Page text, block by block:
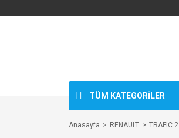
TÜM KATEGORİLER
Anasayfa RENAULT TRAFIC 2